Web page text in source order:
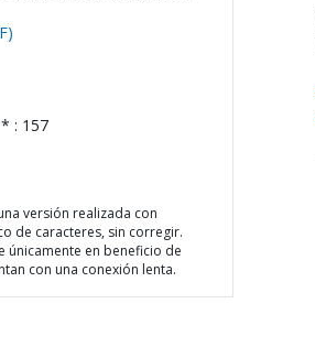
: 157
versión realizada con
de caracteres, sin corregir.
únicamente en beneficio de
con una conexión lenta.